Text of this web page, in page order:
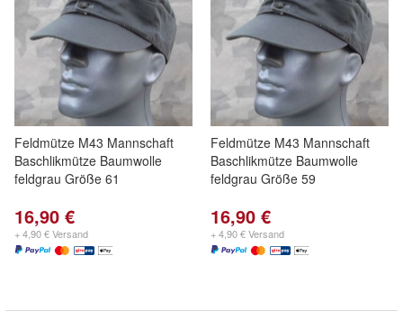
Feldmütze M43 Mannschaft
Baschlikmütze Baumwolle
feldgrau Größe 61
16,90 €
+ 4,90 € Versand
Feldmütze M43 Mannschaft
Baschlikmütze Baumwolle
feldgrau Größe 59
16,90 €
+ 4,90 € Versand